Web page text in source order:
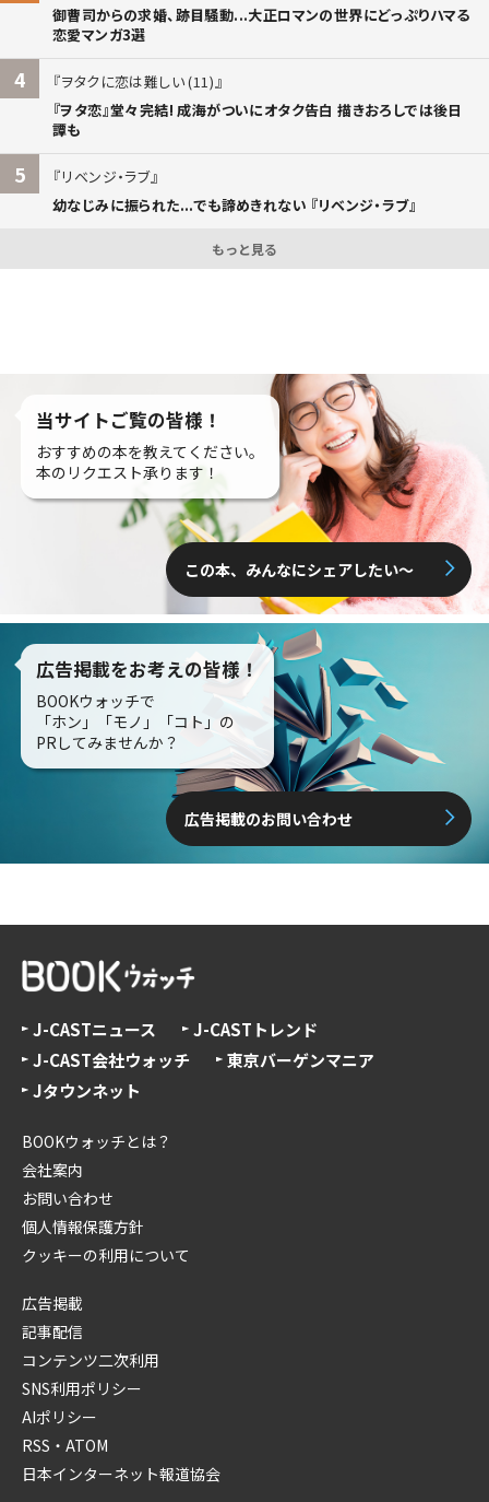
御曹司からの求婚、跡目騒動...大正ロマンの世界にどっぷりハマる
恋愛マンガ3選
4
ヲタクに恋は難しい (11)
『ヲタ恋』堂々完結! 成海がついにオタク告白 描きおろしでは後日
譚も
5
リベンジ・ラブ
幼なじみに振られた...でも諦めきれない 『リベンジ・ラブ』
もっと見る
当サイトご覧の皆様！
おすすめの本を教えてください。
本のリクエスト承ります！
この本、みんなにシェアしたい〜
広告掲載をお考えの皆様！
BOOKウォッチで
「ホン」「モノ」「コト」の
PRしてみませんか？
広告掲載のお問い合わせ
J-CASTニュース
J-CASTトレンド
J-CAST会社ウォッチ
東京バーゲンマニア
Jタウンネット
BOOKウォッチとは？
会社案内
お問い合わせ
個人情報保護方針
クッキーの利用について
広告掲載
記事配信
コンテンツ二次利用
SNS利用ポリシー
AIポリシー
RSS・ATOM
日本インターネット報道協会